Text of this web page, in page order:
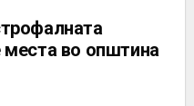
места во општина